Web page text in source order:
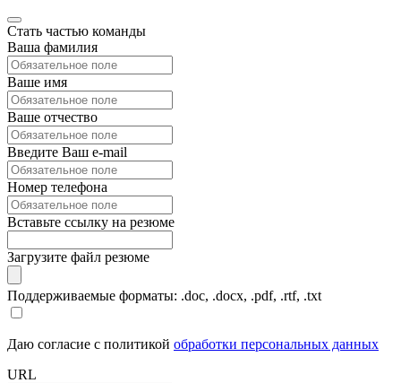
Стать частью команды
Ваша фамилия
Ваше имя
Ваше отчество
Введите Ваш e-mail
Номер телефона
Вставьте ссылку на резюме
Загрузите файл резюме
Поддерживаемые форматы: .doc, .docx, .pdf, .rtf, .txt
Даю согласие с политикой обработки персональных данных
URL